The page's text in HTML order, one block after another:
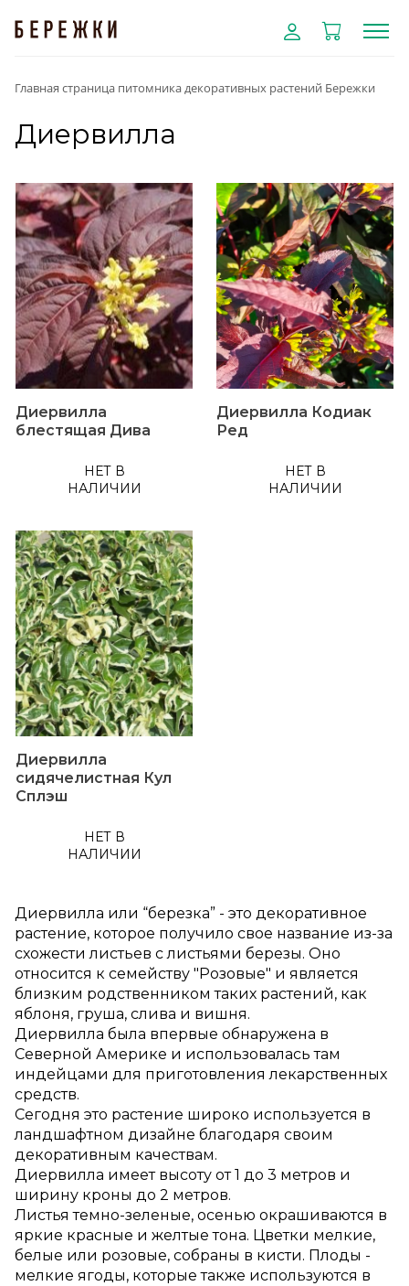
Главная страница питомника декоративных растений Бережки
Диервилла
Диервилла
блестящая Дива
НЕТ В
НАЛИЧИИ
Диервилла Кодиак
Ред
НЕТ В
НАЛИЧИИ
Диервилла
сидячелистная Кул
Сплэш
НЕТ В
НАЛИЧИИ
Диервилла или “березка” - это декоративное
растение, которое получило свое название из-за
схожести листьев с листьями березы. Оно
относится к семейству "Розовые" и является
близким родственником таких растений, как
яблоня, груша, слива и вишня.
Диервилла была впервые обнаружена в
Северной Америке и использовалась там
индейцами для приготовления лекарственных
средств.
Сегодня это растение широко используется в
ландшафтном дизайне благодаря своим
декоративным качествам.
Диервилла имеет высоту от 1 до 3 метров и
ширину кроны до 2 метров.
Листья темно-зеленые, осенью окрашиваются в
яркие красные и желтые тона. Цветки мелкие,
белые или розовые, собраны в кисти. Плоды -
мелкие ягоды, которые также используются в